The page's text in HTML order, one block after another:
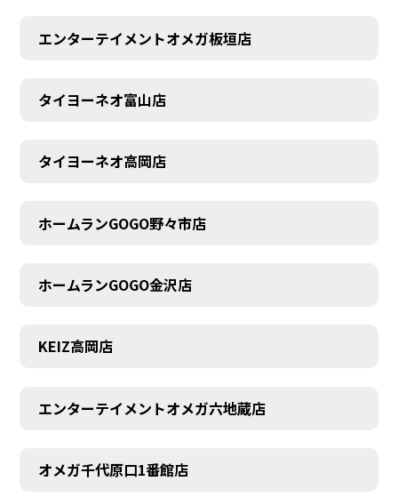
AUDITION
エンターテイメントオメガ板垣店
タイヨーネオ富山店
タイヨーネオ高岡店
ホームランGOGO野々市店
ホームランGOGO金沢店
KEIZ高岡店
エンターテイメントオメガ六地蔵店
オメガ千代原口1番館店